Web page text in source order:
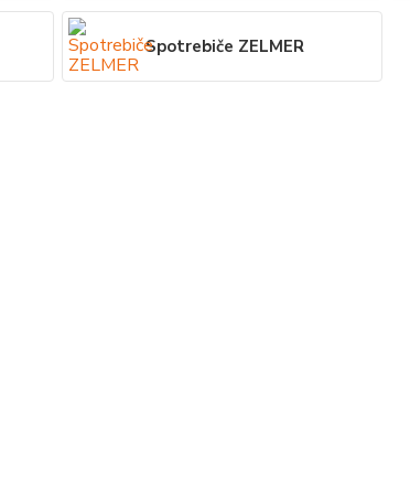
Spotrebiče ZELMER